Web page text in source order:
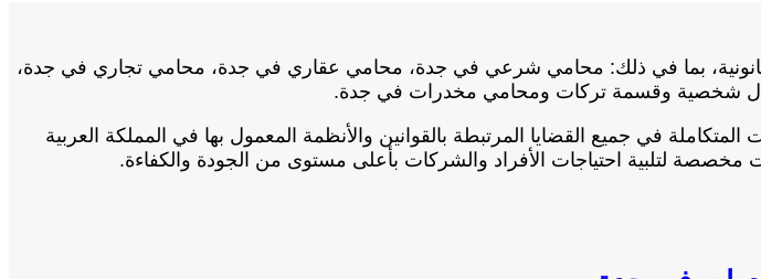
بما في ذلك: محامي شرعي في جدة، محامي عقاري في جدة، محامي تجاري في جدة،
شخصية وقسمة تركات ومحامي مخدرات في جدة.
في جميع القضايا المرتبطة بالقوانين والأنظمة المعمول بها في المملكة العربية
لتلبية احتياجات الأفراد والشركات بأعلى مستوى من الجودة والكفاءة.